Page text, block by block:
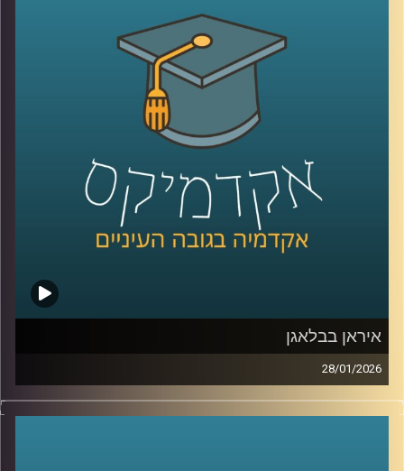
שהיא למעשה מנגנון עמוק שמכתיב אם צוותים ידברו וישתפו
ידע, ואם משפחות ירגישו מובנות או מתוסכלות. בפרק הזה
אנחנו מדברים על האופן שבו סגנון ההקשבה של מנהל, הורה
או בן משפחה מעצב את איכות הדיאלוג סביבו.
יחד עם ד״ר אסנת בוסקילה־ים, יועצת ארגונית ומרצה
באוניברסיטת רייכמן, נבחן למה הקשבה כל כך מאתגרת, למה
נאומים הם האויב שלה, ומה ההבדל בין הקשבה אישית,
הקשבה בצוות והקשבה במשפחה, ואיך שינוי קטן באופן
ההקשבה יכול לייצר שינוי גדול ביחסים?
איראן בבלאגן
28/01/2026
מאז הפעם האחרונה שדיברנו עם ד׳׳ר מאיר ג׳בדנפר, איראן
חווה טלטלה עמוקה, מחאה מתמשכת, דיכוי אלים שבו נהרגו